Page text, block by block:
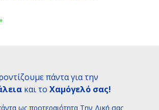
πάντα για την
και το Χαμόγελό σας!
ως προτεραιότητα Tην Δική σας